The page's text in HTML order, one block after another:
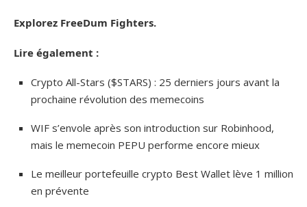
Explorez FreeDum Fighters.
Lire également :
Crypto All-Stars ($STARS) : 25 derniers jours avant la
prochaine révolution des memecoins
WIF s’envole après son introduction sur Robinhood,
mais le memecoin PEPU performe encore mieux
Le meilleur portefeuille crypto Best Wallet lève 1 million
en prévente